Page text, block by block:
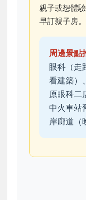
親子或想體
早訂親子房。
周邊景點
眼科（走
看建築）
原眼科二
中火車站
岸廊道（